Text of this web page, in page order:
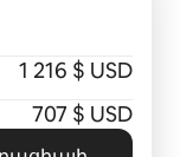
1 216 $ USD
707 $ USD